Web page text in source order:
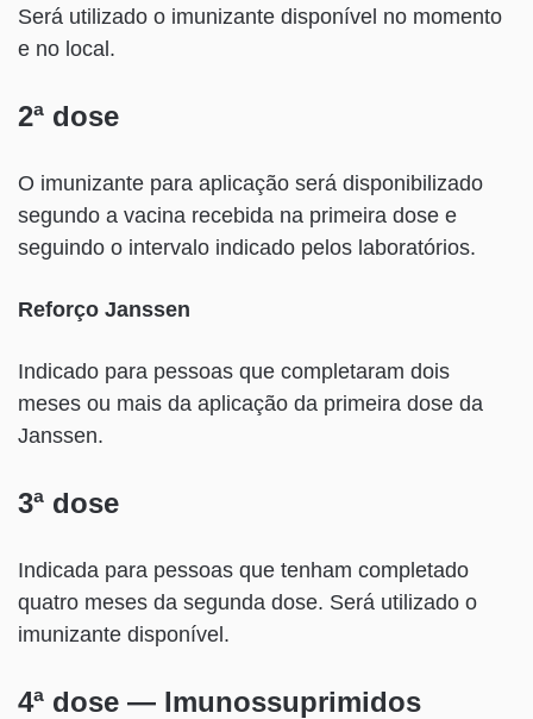
Será utilizado o imunizante disponível no momento
e no local.
2ª dose
O imunizante para aplicação será disponibilizado
segundo a vacina recebida na primeira dose e
seguindo o intervalo indicado pelos laboratórios.
Reforço Janssen
Indicado para pessoas que completaram dois
meses ou mais da aplicação da primeira dose da
Janssen.
3ª dose
Indicada para pessoas que tenham completado
quatro meses da segunda dose. Será utilizado o
imunizante disponível.
4ª dose — Imunossuprimidos